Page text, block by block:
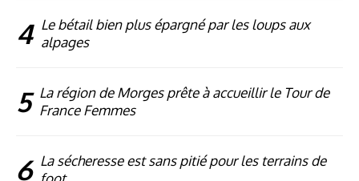
4 Le bétail bien plus épargné par les loups aux
alpages
5 La région de Morges prête à accueillir le Tour de
France Femmes
6 La sécheresse est sans pitié pour les terrains de